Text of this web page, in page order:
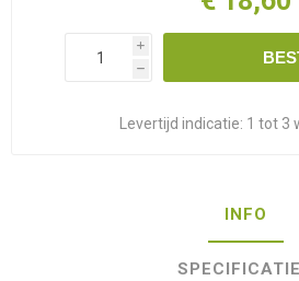
i
h
Levertijd indicatie: 1 tot 3
INFO